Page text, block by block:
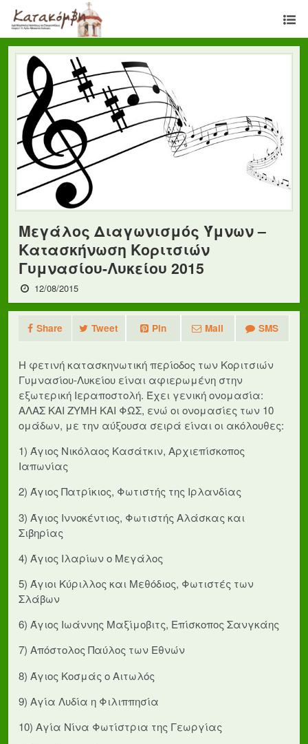
Μεγάλος Διαγωνισμός Ύμνων –
Κατασκήνωση Κοριτσιών
Γυμνασίου-Λυκείου 2015
12/08/2015
Share Tweet Pin Mail SMS
Η φετινή κατασκηνωτική περίοδος των Κοριτσιών
Γυμνασίου-Λυκείου είναι αφιερωμένη στην
εξωτερική Ιεραποστολή. Έχει γενική ονομασία:
ΑΛΑΣ ΚΑΙ ΖΥΜΗ ΚΑΙ ΦΩΣ, ενώ οι ονομασίες των 10
ομάδων, με την αύξουσα σειρά είναι οι ακόλουθες:
1) Άγιος Νικόλαος Κασάτκιν, Αρχιεπίσκοπος
Ιαπωνίας
2) Άγιος Πατρίκιος, Φωτιστής της Ιρλανδίας
3) Άγιος Ιννοκέντιος, Φωτιστής Αλάσκας και
Σιβηρίας
4) Άγιος Ιλαρίων ο Μεγάλος
5) Άγιοι Κύριλλος και Μεθόδιος, Φωτιστές των
Σλάβων
6) Άγιος Ιωάννης Μαξίμοβιτς, Επίσκοπος Σανγκάης
7) Απόστολος Παύλος των Εθνών
8) Άγιος Κοσμάς ο Αιτωλός
9) Αγία Λυδία η Φιλιππησία
10) Αγία Νίνα Φωτίστρια της Γεωργίας